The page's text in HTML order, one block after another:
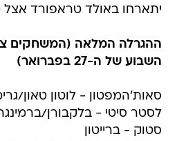
יתארחו באולד טראפורד אצל
ההגרלה המלאה (המשחקים
השבוע של ה-27 בפברואר)
סאות'המפטון - לוטון טאון/
לסטר סיטי - בלקבורן/
סטוק - ברייטון